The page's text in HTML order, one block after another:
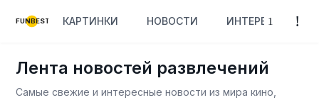
FUNBEST КАРТИНКИ НОВОСТИ ИНТЕРЕСНОЕ
Лента новостей развлечений
Самые свежие и интересные новости из мира кино,